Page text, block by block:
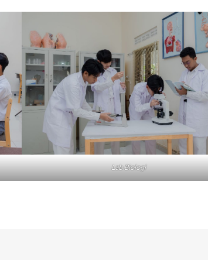
Lab Biologi